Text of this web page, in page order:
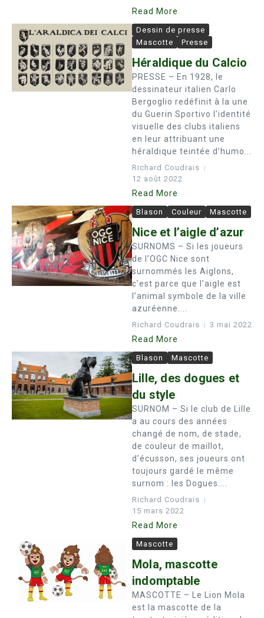
Read More
Dessin de presse
Mascotte
Presse
Héraldique du Calcio
PRESSE – En 1928, le
dessinateur italien Carlo
Bergoglio redéfinit à la une
du Guerin Sportivo l’identité
visuelle des clubs italiens
en leur attribuant une
héraldique teintée d’humo...
Richard Coudrais
12 août 2022
Read More
Blason Couleur Mascotte
Nice et l’aigle d’azur
SURNOMS – Si les joueurs
de l’OGC Nice sont
surnommés les Aiglons,
c’est parce que l’aigle est
l’animal symbole de la ville
azuréenne....
Richard Coudrais 3 mai 2022
Read More
Blason Mascotte
Lille, des dogues et
du style
SURNOM – Si le club de Lille
a au cours des années
changé de nom, de stade,
de couleur de maillot,
d’écusson, ses joueurs ont
toujours gardé le même
surnom : les Dogues....
Richard Coudrais
15 mars 2022
Read More
Mascotte
Mola, mascotte
indomptable
MASCOTTE – Le Lion Mola
est la mascotte de la